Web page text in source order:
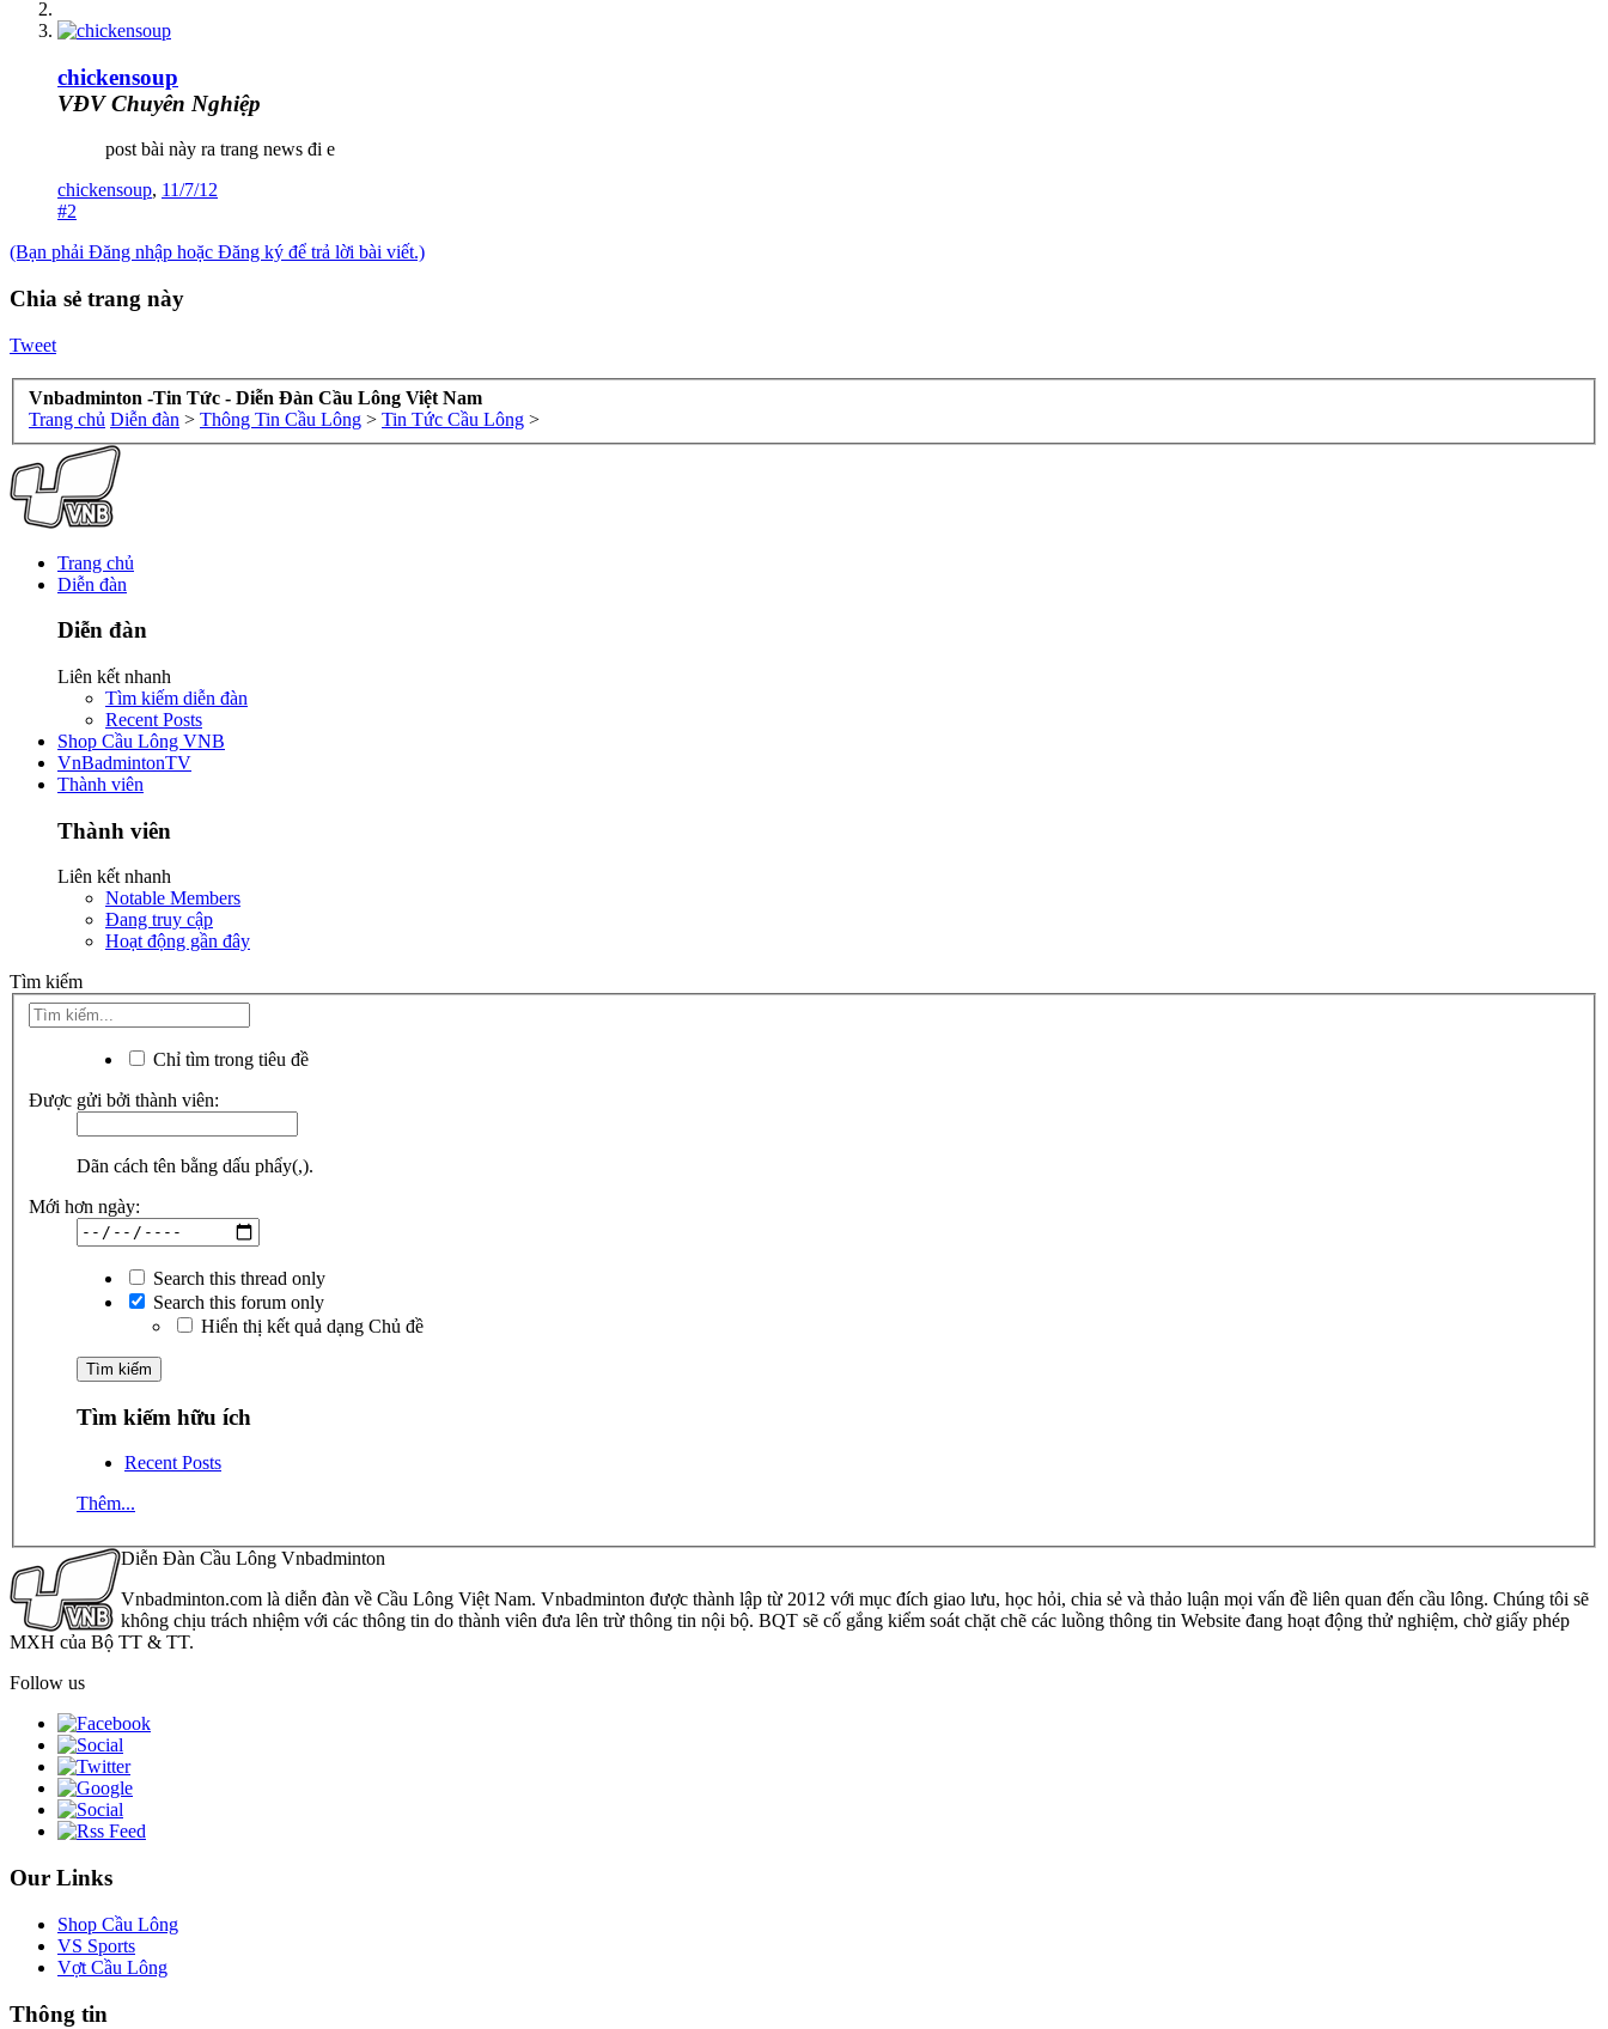
chickensoup
VĐV Chuyên Nghiệp
post bài này ra trang news đi e
chickensoup, 11/7/12
#2
(Bạn phải Đăng nhập hoặc Đăng ký để trả lời bài viết.)
Chia sẻ trang này
Tweet
Vnbadminton -Tin Tức - Diễn Đàn Cầu Lông Việt Nam
Trang chủ Diễn đàn > Thông Tin Cầu Lông > Tin Tức Cầu Lông >
Trang chủ
Diễn đàn
Diễn đàn
Liên kết nhanh
Tìm kiếm diễn đàn
Recent Posts
Shop Cầu Lông VNB
VnBadmintonTV
Thành viên
Thành viên
Liên kết nhanh
Notable Members
Đang truy cập
Hoạt động gần đây
Tìm kiếm
Chỉ tìm trong tiêu đề
Được gửi bởi thành viên:
Dãn cách tên bằng dấu phẩy(,).
Mới hơn ngày:
Search this thread only
Search this forum only
Hiển thị kết quả dạng Chủ đề
Tìm kiếm hữu ích
Recent Posts
Thêm...
Diễn Đàn Cầu Lông Vnbadminton
Vnbadminton.com là diễn đàn về Cầu Lông Việt Nam. Vnbadminton được thành lập từ 2012 với mục đích giao lưu, học hỏi, chia sẻ và thảo luận mọi vấn đề liên quan đến cầu lông. Chúng tôi sẽ
không chịu trách nhiệm với các thông tin do thành viên đưa lên trừ thông tin nội bộ. BQT sẽ cố gắng kiểm soát chặt chẽ các luồng thông tin Website đang hoạt động thử nghiệm, chờ giấy phép
MXH của Bộ TT & TT.
Follow us
Our Links
Shop Cầu Lông
VS Sports
Vợt Cầu Lông
Thông tin